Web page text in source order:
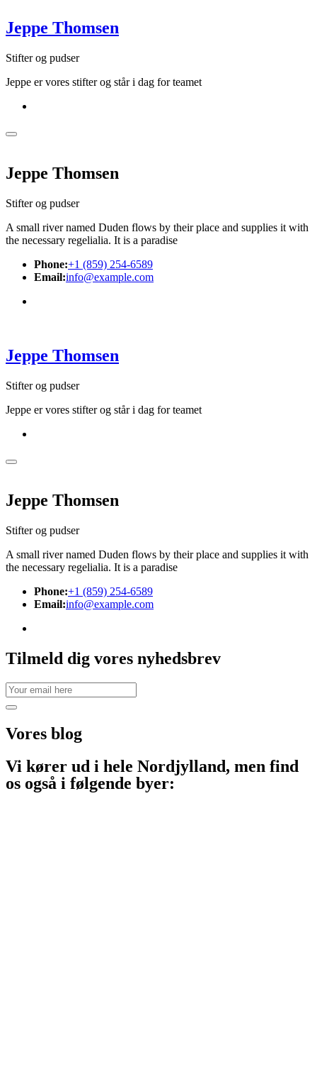
Jeppe Thomsen
Stifter og pudser
Jeppe er vores stifter og står i dag for teamet
Jeppe Thomsen
Stifter og pudser
A small river named Duden flows by their place and supplies it with
the necessary regelialia. It is a paradise
Phone:+1 (859) 254-6589
Email:info@example.com
Jeppe Thomsen
Stifter og pudser
Jeppe er vores stifter og står i dag for teamet
Jeppe Thomsen
Stifter og pudser
A small river named Duden flows by their place and supplies it with
the necessary regelialia. It is a paradise
Phone:+1 (859) 254-6589
Email:info@example.com
Tilmeld dig vores nyhedsbrev
Vores blog
Vi kører ud i hele Nordjylland, men find
os også i følgende byer: